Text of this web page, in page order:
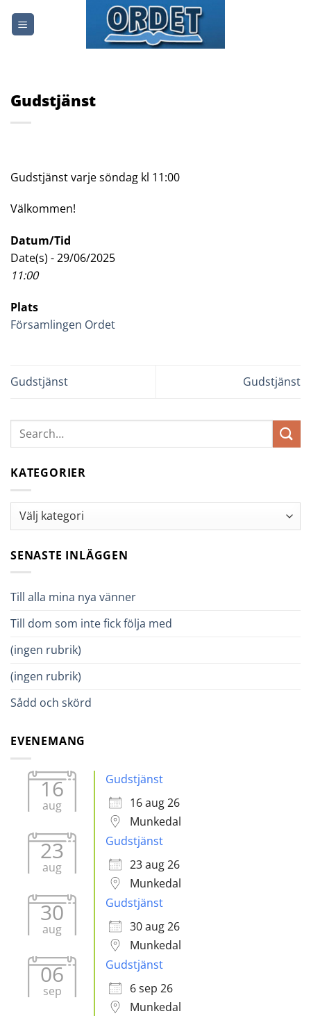
Gudstjänst
Gudstjänst varje söndag kl 11:00
Välkommen!
Datum/Tid
Date(s) - 29/06/2025
11:00
Plats
Församlingen Ordet
Gudstjänst Gudstjänst
KATEGORIER
Kategorier
SENASTE INLÄGGEN
Till alla mina nya vänner
Till dom som inte fick följa med
(ingen rubrik)
(ingen rubrik)
Sådd och skörd
EVENEMANG
16
aug
Gudstjänst
16 aug 26
Munkedal
23
aug
Gudstjänst
23 aug 26
Munkedal
30
aug
Gudstjänst
30 aug 26
Munkedal
06
sep
Gudstjänst
6 sep 26
Munkedal